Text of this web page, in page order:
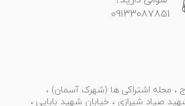
09133087851
، محله اشتراکی ها (شهرک آسمان) ،
صیاد شیرازی ، خیابان شهید بابایی ،